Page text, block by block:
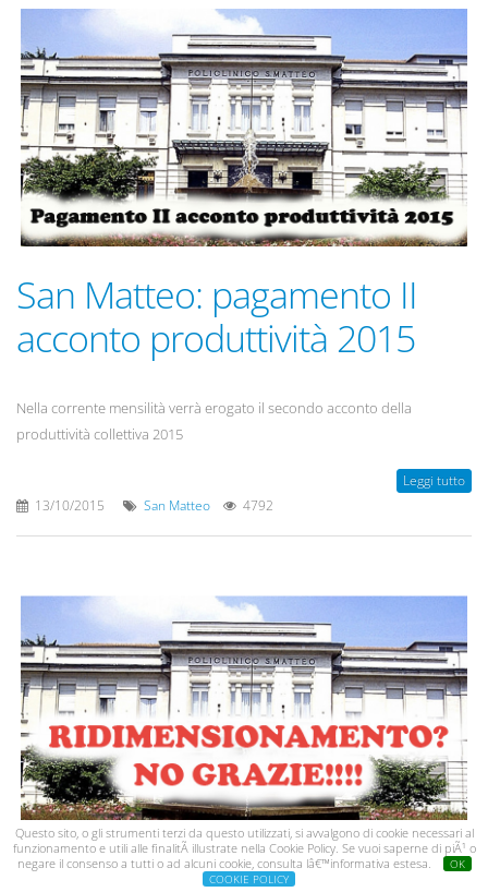
Questo sito, o gli strumenti terzi da questo utilizzati, si avvalgono di cookie necessari al
funzionamento e utili alle finalitÃ illustrate nella Cookie Policy. Se vuoi saperne di piÃ¹ o
negare il consenso a tutti o ad alcuni cookie, consulta lâ€™informativa estesa.
OK
COOKIE POLICY
San Matteo: pagamento II
acconto produttività 2015
Nella corrente mensilità verrà erogato il secondo acconto della
produttività collettiva 2015
Leggi tutto
13/10/2015 San Matteo 4792
«S. Matteo, mancano 180